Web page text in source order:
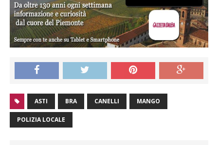
ASTI BRA CANELLI MANGO
POLIZIA LOCALE